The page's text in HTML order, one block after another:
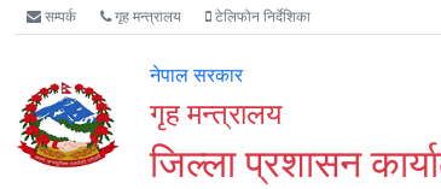
Accessibility
Mode
गर्नुहोस्
मुख्य
सामाग्री
मुख्य
नेभिगेसन
वेबसाइट
खोजमा
सम्पर्क गृह मन्त्रालय टेलिफोन निर्देशिका
नेपाल सरकार
गृह मन्त्रालय
जिल्ला प्रशासन